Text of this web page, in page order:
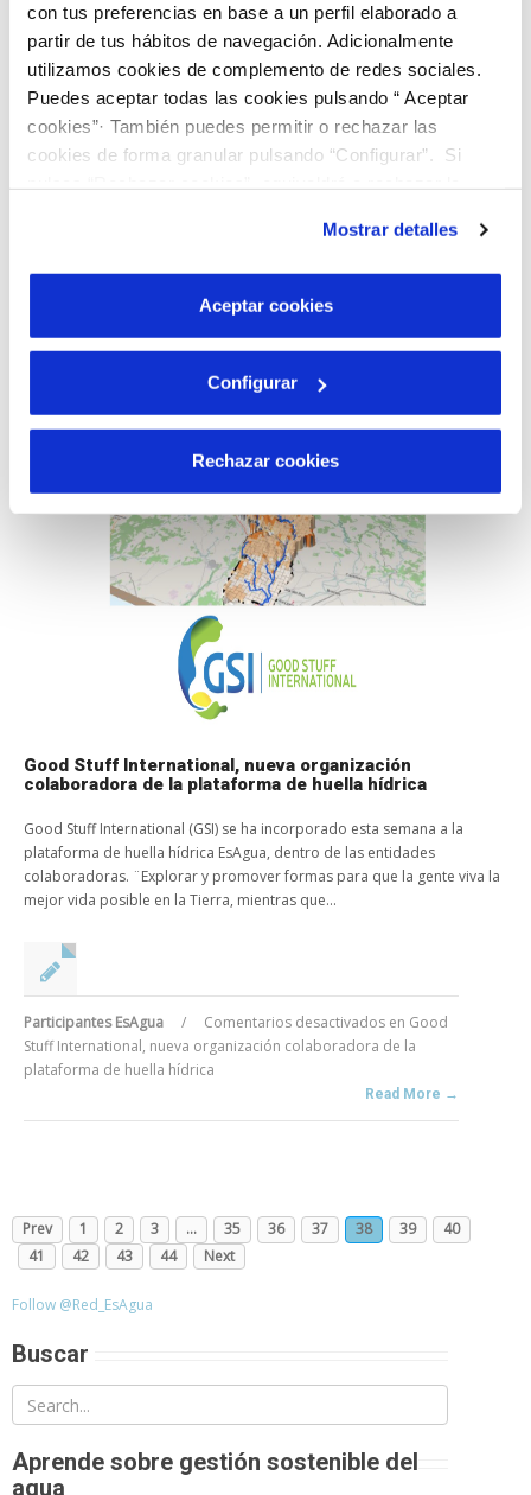
con tus preferencias en base a un perfil elaborado a
partir de tus hábitos de navegación. Adicionalmente
utilizamos cookies de complemento de redes sociales.
Puedes aceptar todas las cookies pulsando “ Aceptar
cookies”· También puedes permitir o rechazar las
cookies de forma granular pulsando “Configurar”. Si
son indispensables para que el sitio web funcione y que
por tanto no se pueden desactivar. Puedes consultar
más información en nuestraPolítica de Cookies
Mostrar detalles
Aceptar cookies
Configurar
Rechazar cookies
EsAgua continúa creciendo y despertando el interés de distintos
sectores por la sostenibilidad del agua. Más de 20 organizaciones
comparten su interés por la huella hídrica en nuestra plataforma,
creando una alianza sin precedentes para lograr un uso más
sostenible...
Comentarios desactivadosen Más de
hídrica en la red EsAgua
Good Stuff International, nueva organización
colaboradora de la plataforma de huella hídrica
Good Stuff International (GSI) se ha incorporado esta semana a la
plataforma de huella hídrica EsAgua, dentro de las entidades
colaboradoras. ¨Explorar y promover formas para que la gente viva la
mejor vida posible en la Tierra, mientras que...
Participantes EsAgua / Comentarios desactivados en Good
Stuff International, nueva organización colaboradora de la
plataforma de huella hídrica
Read More →
Prev 1 2 3 … 35 36 37 38 39
40
41
42 43 44 Next
Follow @Red_EsAgua
Buscar
Aprende sobre gestión sostenible del
agua